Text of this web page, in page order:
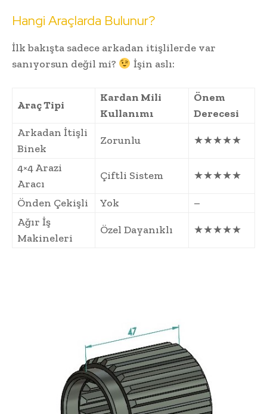
Hangi Araçlarda Bulunur?
İlk bakışta sadece arkadan itişlilerde var
sanıyorsun değil mi?
İşin aslı:
Araç Tipi
Kardan Mili
Kullanımı
Önem
Derecesi
Arkadan İtişli
Binek
Zorunlu ★★★★★
4×4 Arazi
Aracı
Çiftli Sistem ★★★★★
Önden Çekişli Yok
–
Ağır İş
Makineleri
Özel Dayanıklı ★★★★★